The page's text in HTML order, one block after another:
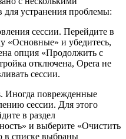
устранения проблемы:
сессии. Перейдите в
«Основные» и убедитесь,
опция «Продолжить с
отключена, Opera не
сессии.
Иногда поврежденные
сессии. Для этого
в раздел
и выберите «Очистить
в списке выбраны